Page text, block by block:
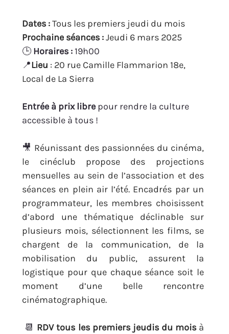
Dates : Tous les premiers jeudi du mois
Prochaine séances : Jeudi 6 mars 2025
🕒 Horaires : 19h00
📍Lieu : 20 rue Camille Flammarion 18e,
Local de La Sierra
Entrée à prix libre pour rendre la culture
accessible à tous !
🎥 Réunissant des passionnées du cinéma,
le cinéclub propose des projections
mensuelles au sein de l’association et des
séances en plein air l’été. Encadrés par un
programmateur, les membres choisissent
d’abord une thématique déclinable sur
plusieurs mois, sélectionnent les films, se
chargent de la communication, de la
mobilisation du public, assurent la
logistique pour que chaque séance soit le
moment d’une belle rencontre
cinématographique.
📆 RDV tous les premiers jeudis du mois à